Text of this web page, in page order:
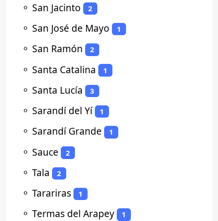
⚬ San Jacinto 2
⚬ San José de Mayo 1
⚬ San Ramón 2
⚬ Santa Catalina 1
⚬ Santa Lucía 3
⚬ Sarandí del Yí 1
⚬ Sarandí Grande 1
⚬ Sauce 2
⚬ Tala 2
⚬ Tarariras 1
⚬ Termas del Arapey 1